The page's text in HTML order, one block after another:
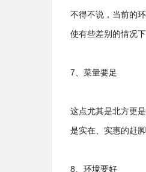
不得不说，当前的
使有些差别的情况
7、菜量要足
这点尤其是北方更
是实在、实惠的赶
8、环境要好